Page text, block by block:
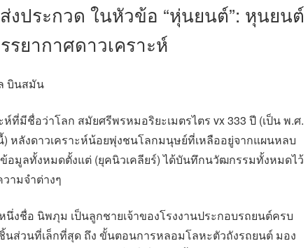
ประกวด
น
วข้อ
นต์””
งประกวด ในหัวข้อ “หุ่นยนต์”: หุนยนต์
รยากาศดาวเคราะห์
บินสมัน
ห์ที่มีชื่อว่าโลก สมัยศรีพรหมอริยะเมตรไตร vx 333 ปี (เป็น พ.ศ.
หลังดาวเคราะห์น้อยพุ่งชนโลกมนุษย์ที่เหลืออยู่จากแผนหลบ
อมูลทั้งหมดตั้งแต่ (ยุคนิวเคลียร์) ได้บันทึกนวัฒกรรมทั้งหมดไว้
ามจำต่างๆ
งชื่อ นิพภุม เป็นลูกชายเจ้าของโรงงานประกอบรถยนต์ครบ
นส่วนที่เล็กที่สุด ถึง ขั้นตอนการหลอมโลหะตัวถังรถยนต์ มอง